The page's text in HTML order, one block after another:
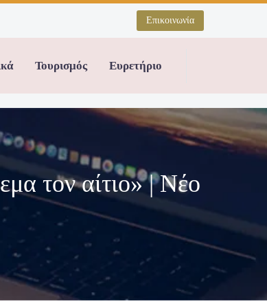
Επικοινωνία
Τουρισμός Ευρετήριο
τον αίτιο» | Nέο